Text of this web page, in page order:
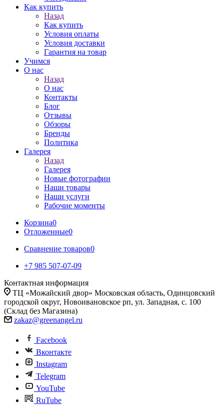
Как купить
Назад
Как купить
Условия оплаты
Условия доставки
Гарантия на товар
Учимся
О нас
Назад
О нас
Контакты
Блог
Отзывы
Обзоры
Бренды
Политика
Галерея
Назад
Галерея
Новые фотографии
Наши товары
Наши услуги
Рабочие моменты
Корзина0
Отложенные0
Сравнение товаров0
+7 985 507-07-09
Контактная информация
ТЦ «Можайский двор» Московская область, Одинцовский
городской округ, Новоивановское рп, ул. Западная, с. 100
(Склад без Магазина)
zakaz@greenangel.ru
Facebook
Вконтакте
Instagram
Telegram
YouTube
RuTube